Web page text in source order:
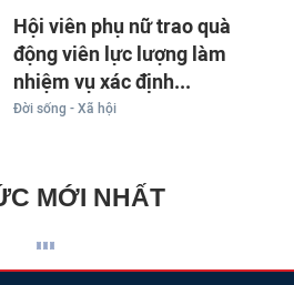
Hội viên phụ nữ trao quà
động viên lực lượng làm
nhiệm vụ xác định...
Đời sống - Xã hội
MỚI NHẤT